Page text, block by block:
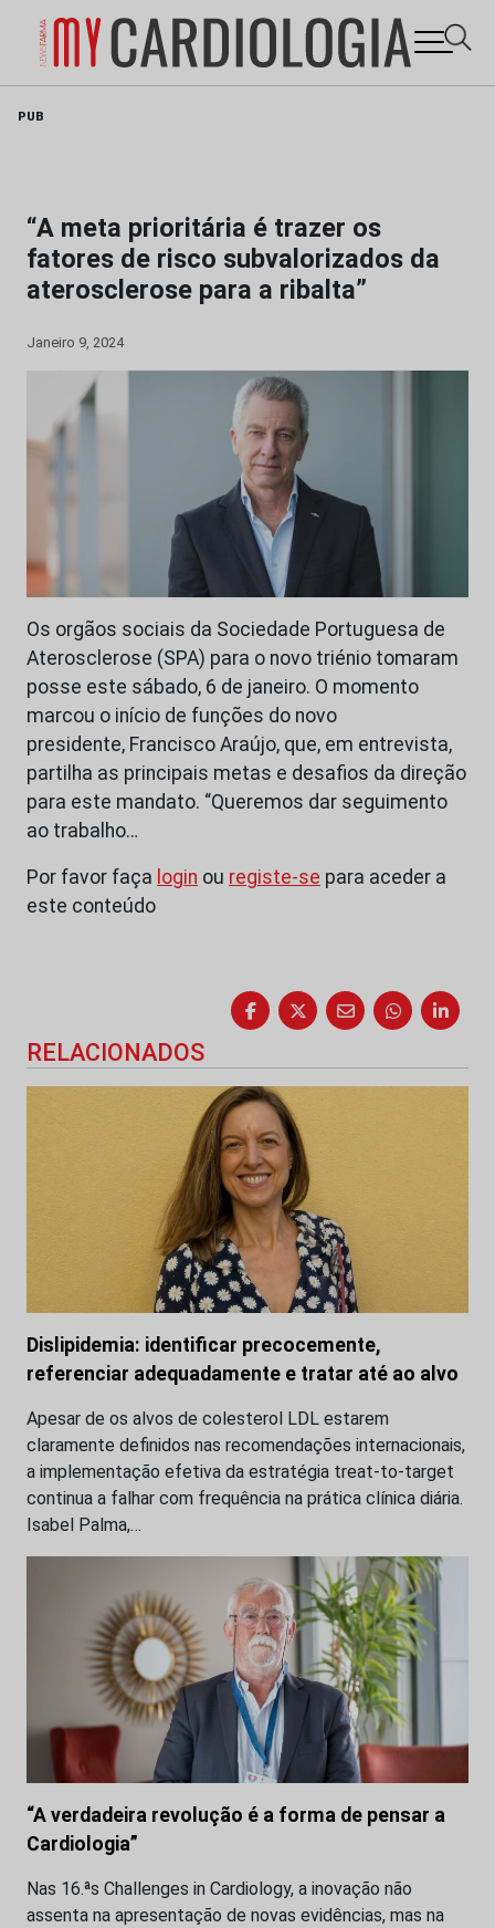
PUB
“A meta prioritária é trazer os
fatores de risco subvalorizados da
aterosclerose para a ribalta”
Janeiro 9, 2024
Os orgãos sociais da Sociedade Portuguesa de
Aterosclerose (SPA) para o novo triénio tomaram
posse este sábado, 6 de janeiro. O momento
marcou o início de funções do novo
presidente, Francisco Araújo, que, em entrevista,
partilha as principais metas e desafios da direção
para este mandato. “Queremos dar seguimento
ao trabalho…
Por favor faça login ou registe-se para aceder a
este conteúdo
RELACIONADOS
Dislipidemia: identificar precocemente,
referenciar adequadamente e tratar até ao alvo
Apesar de os alvos de colesterol LDL estarem
claramente definidos nas recomendações internacionais,
a implementação efetiva da estratégia treat-to-target
continua a falhar com frequência na prática clínica diária.
Isabel Palma,…
“A verdadeira revolução é a forma de pensar a
Cardiologia”
Nas 16.ªs Challenges in Cardiology, a inovação não
assenta na apresentação de novas evidências, mas na